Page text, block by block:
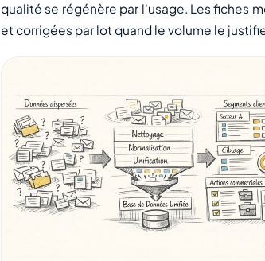
qualité se régénère par l'usage. Les fiches
et corrigées par lot quand le volume le